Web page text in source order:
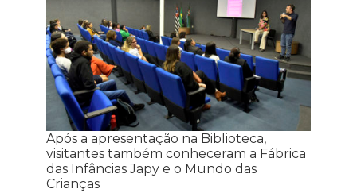
Após a apresentação na Biblioteca,
visitantes também conheceram a Fábrica
das Infâncias Japy e o Mundo das
Crianças